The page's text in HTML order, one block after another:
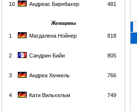
10 Андреас Бирнбахер 481
Женщины
1 Магдалена Нойнер 818
2 Сандрин Байи 805
3 Андреа Хенкель 766
4 Кати Вильхельм 749